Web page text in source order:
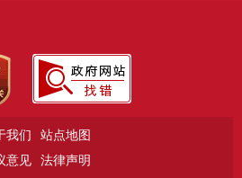
我们 站点地图
意见 法律声明